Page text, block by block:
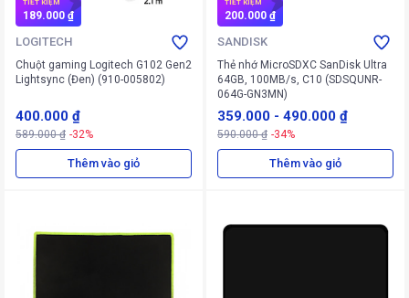
TIẾT KIỆM
189.000 ₫
LOGITECH
Chuột gaming Logitech G102 Gen2
Lightsync (Đen) (910-005802)
400.000 ₫
589.000 ₫ -32%
Thêm vào giỏ
TIẾT KIỆM
200.000 ₫
SANDISK
Thẻ nhớ MicroSDXC SanDisk Ultra
64GB, 100MB/s, C10 (SDSQUNR-
064G-GN3MN)
359.000 - 490.000 ₫
590.000 ₫ -34%
Thêm vào giỏ